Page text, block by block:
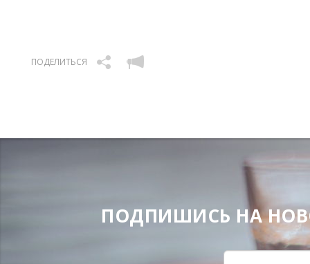
ПОДЕЛИТЬСЯ
ПОДПИШИСЬ НА